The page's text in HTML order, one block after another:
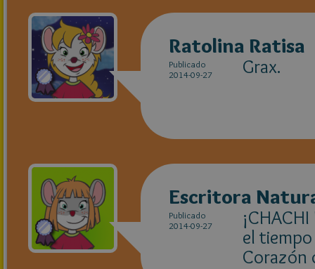
Ratolina Ratisa
Publicado
2014-09-27
Grax.
Escritora
Publicado
2014-09-27
el
Corazón